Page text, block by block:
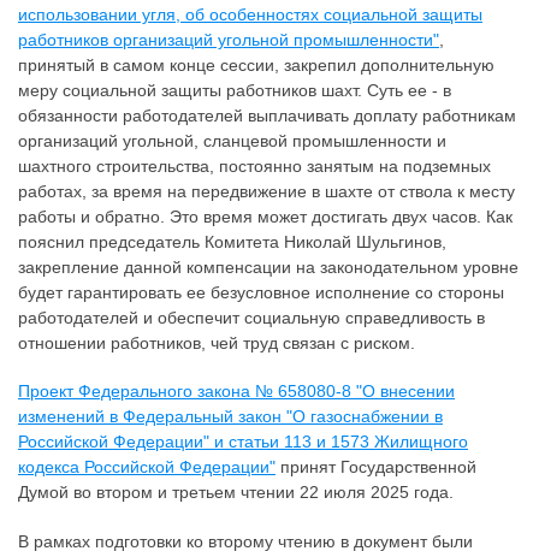
использовании угля, об особенностях социальной защиты
работников организаций угольной промышленности"
принятый в самом конце сессии, закрепил дополнительную
меру социальной защиты работников шахт. Суть ее - в
обязанности работодателей выплачивать доплату работникам
организаций угольной, сланцевой промышленности и
шахтного строительства, постоянно занятым на подземных
работах, за время на передвижение в шахте от ствола к месту
работы и обратно. Это время может достигать двух часов. Как
пояснил председатель Комитета Николай Шульгинов,
закрепление данной компенсации на законодательном уровне
будет гарантировать ее безусловное исполнение со стороны
работодателей и обеспечит социальную справедливость в
отношении работников, чей труд связан с риском.
Проект Федерального закона № 658080-8 "О внесении
изменений в Федеральный закон "О газоснабжении в
Российской Федерации" и статьи 113 и 1573 Жилищного
кодекса Российской Федерации" принят Государственной
Думой во втором и третьем чтении 22 июля 2025 года.
В рамках подготовки ко второму чтению в документ были